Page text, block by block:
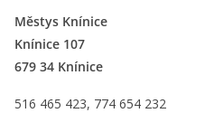
Městys Knínice
Knínice 107
679 34 Knínice
516 465 423, 774 654 232